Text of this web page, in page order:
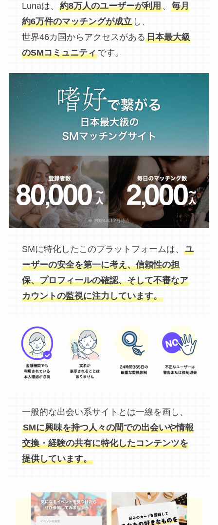
Lunaは、 約8万人のユーザーが利用、 毎月
約6万件のマッチングが成立し、
世界46カ国からアクセスがある日本最大級
のSMコミュニティです。
SMに特化したこのプラットフォームは、 ユ
ーザーの安全を第一に考え、信頼性の担
保、プロフィールの確認、そして不審なア
カウントの監視に注力しています。
一般的な出会い系サイトとは一線を画し、
SMに興味を持つ人々の間での出会いや情報
交換・経験の共有に特化したコンテンツを
提供しています。